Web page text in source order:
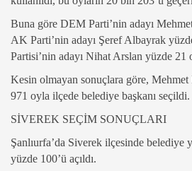
Buna göre DEM Parti’nin adayı
AK Parti’nin adayı Şeref Albayrak
Partisi’nin adayı Nihat Arslan yüzde 21
Kesin olmayan sonuçlara göre, Mehmet
971 oyla ilçede belediye başkanı seçildi.
SİVEREK SEÇİM SONUÇLARI
Şanlıurfa’da Siverek ilçesinde belediye
yüzde 100’ü açıldı.